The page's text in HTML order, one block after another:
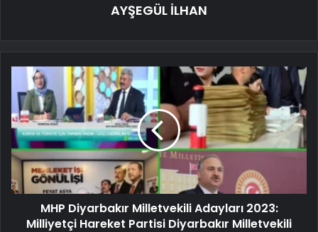
AYŞEGÜL İLHAN
MHP Diyarbakır Milletvekili Adayları 2023:
Milliyetçi Hareket Partisi Diyarbakır Milletvekili